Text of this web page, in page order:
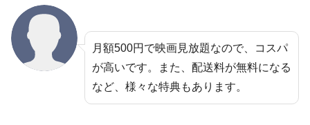
月額500円で映画見放題なので、コスパ
が高いです。また、配送料が無料になる
など、様々な特典もあります。